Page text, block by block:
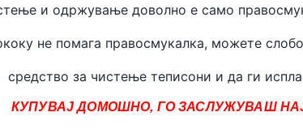
и одржување доволно е само
не помага правосмукалка, можете
средство за чистење теписони и да ги
КУПУВАЈ ДОМОШНО, ГО ЗАСЛУЖУВАШ